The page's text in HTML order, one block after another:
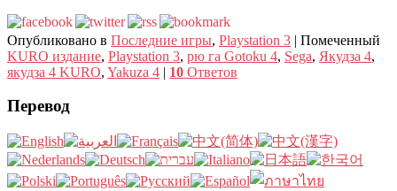
Опубликовано в Последние игры, Playstation 3 | Помеченный
KURO издание, Playstation 3, рю га Gotoku 4, Sega, Якудза 4,
якудза 4 KURO, Yakuza 4 | 10 Ответов
Перевод